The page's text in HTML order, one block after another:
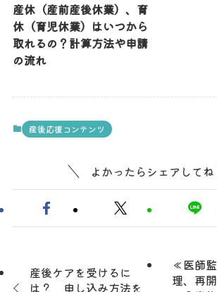
産休（産前産後休業）、育
休（育児休業）はいつから
取れるの？計算方法や申請
の流れ
産後応援コンテンツ
よかったらシェアしてね
産後ケアを受けるに
は？ 申し込み方法を
≪医師
理、再